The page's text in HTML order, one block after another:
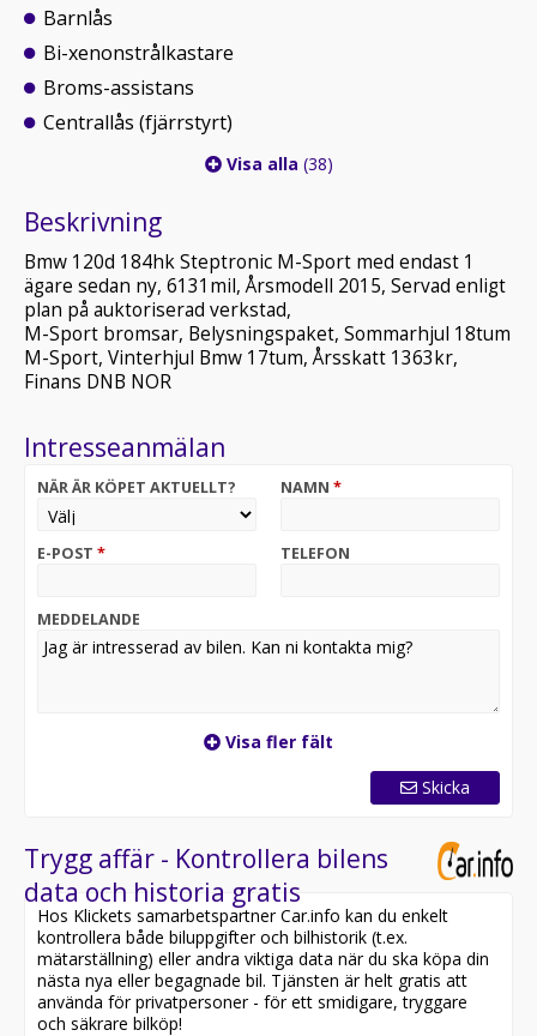
Barnlås
Bi-xenonstrålkastare
Broms-assistans
Centrallås (fjärrstyrt)
Visa alla (38)
Beskrivning
Bmw 120d 184hk Steptronic M-Sport med endast 1
ägare sedan ny, 6131mil, Årsmodell 2015, Servad enligt
plan på auktoriserad verkstad,
M-Sport bromsar, Belysningspaket, Sommarhjul 18tum
M-Sport, Vinterhjul Bmw 17tum, Årsskatt 1363kr,
Finans DNB NOR
Intresseanmälan
NÄR ÄR KÖPET AKTUELLT? NAMN *
E-POST * TELEFON
MEDDELANDE
Visa fler fält
Skicka
Trygg affär - Kontrollera bilens
data och historia gratis
Hos Klickets samarbetspartner Car.info kan du enkelt
kontrollera både biluppgifter och bilhistorik (t.ex.
mätarställning) eller andra viktiga data när du ska köpa din
nästa nya eller begagnade bil. Tjänsten är helt gratis att
använda för privatpersoner - för ett smidigare, tryggare
och säkrare bilköp!